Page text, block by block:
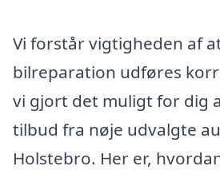
Vi forstår vigtigheden af
bilreparation udføres
vi gjort det muligt for dig
tilbud fra nøje udvalgte
Holstebro. Her er,